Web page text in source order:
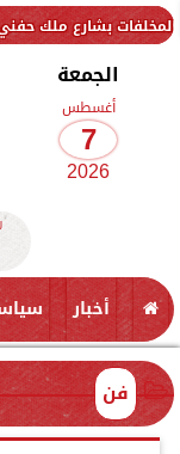
طنًا من المخلفات
الجمعة
أغسطس
7
2026
أخبار
فن